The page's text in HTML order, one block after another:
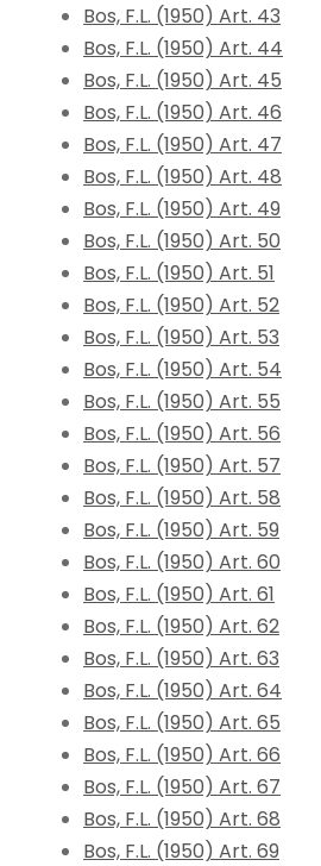
Bos, F.L. (1950) Art. 43
Bos, F.L. (1950) Art. 44
Bos, F.L. (1950) Art. 45
Bos, F.L. (1950) Art. 46
Bos, F.L. (1950) Art. 47
Bos, F.L. (1950) Art. 48
Bos, F.L. (1950) Art. 49
Bos, F.L. (1950) Art. 50
Bos, F.L. (1950) Art. 51
Bos, F.L. (1950) Art. 52
Bos, F.L. (1950) Art. 53
Bos, F.L. (1950) Art. 54
Bos, F.L. (1950) Art. 55
Bos, F.L. (1950) Art. 56
Bos, F.L. (1950) Art. 57
Bos, F.L. (1950) Art. 58
Bos, F.L. (1950) Art. 59
Bos, F.L. (1950) Art. 60
Bos, F.L. (1950) Art. 61
Bos, F.L. (1950) Art. 62
Bos, F.L. (1950) Art. 63
Bos, F.L. (1950) Art. 64
Bos, F.L. (1950) Art. 65
Bos, F.L. (1950) Art. 66
Bos, F.L. (1950) Art. 67
Bos, F.L. (1950) Art. 68
Bos, F.L. (1950) Art. 69